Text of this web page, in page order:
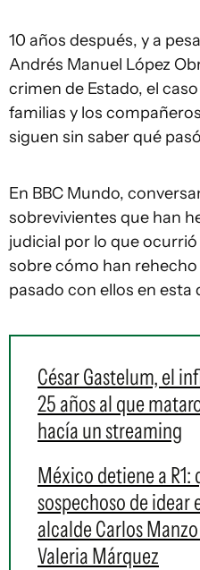
10 años después, y a
Andrés Manuel López
crimen de Estado, el
familias y los
siguen sin saber qué
En BBC Mundo,
sobrevivientes que han
judicial por lo que
sobre cómo han rehecho
pasado con ellos en esta
César Gastelum, el
25 años al que
hacía un streaming
México detiene a R1:
sospechoso de idear
alcalde Carlos
Valeria Márquez